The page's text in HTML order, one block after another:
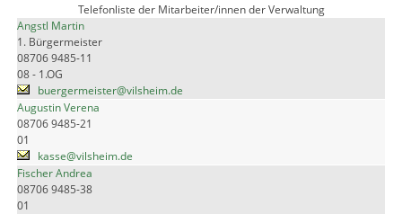
Telefonliste der Mitarbeiter/innen der Verwaltung
Angstl Martin
1. Bürgermeister
08706 9485-11
08 - 1.OG
buergermeister@vilsheim.de
Augustin Verena
08706 9485-21
01
kasse@vilsheim.de
Fischer Andrea
08706 9485-38
01